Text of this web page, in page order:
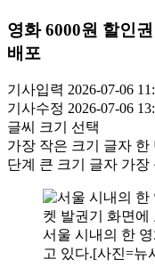
영화 6000원 할인
배포
기사입력 2026-07-06
기사수정 2026-07-06
글씨 크기 선택
가장 작은 크기 글자 한
단계 큰 크기 글자 가장
서울 시내의 한
고 있다.[사진=뉴